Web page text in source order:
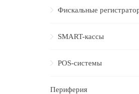
Фискальные
SMART-кассы
POS-системы
Периферия